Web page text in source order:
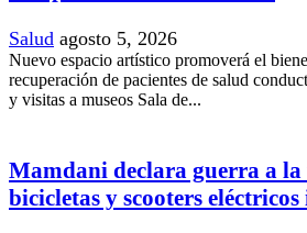
Salud agosto 5, 2026
Nuevo espacio artístico promoverá el
recuperación de pacientes de salud
y visitas a museos Sala de...
Mamdani declara guerra a la
bicicletas y scooters eléctricos